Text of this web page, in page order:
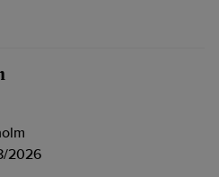
2026